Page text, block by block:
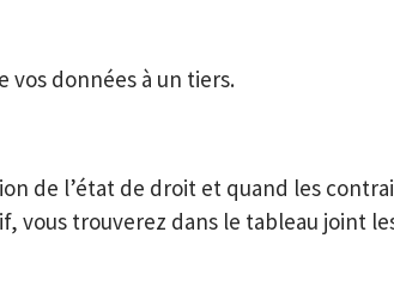
vos données à un tiers.
de l’état de droit et quand les
vous trouverez dans le tableau joint